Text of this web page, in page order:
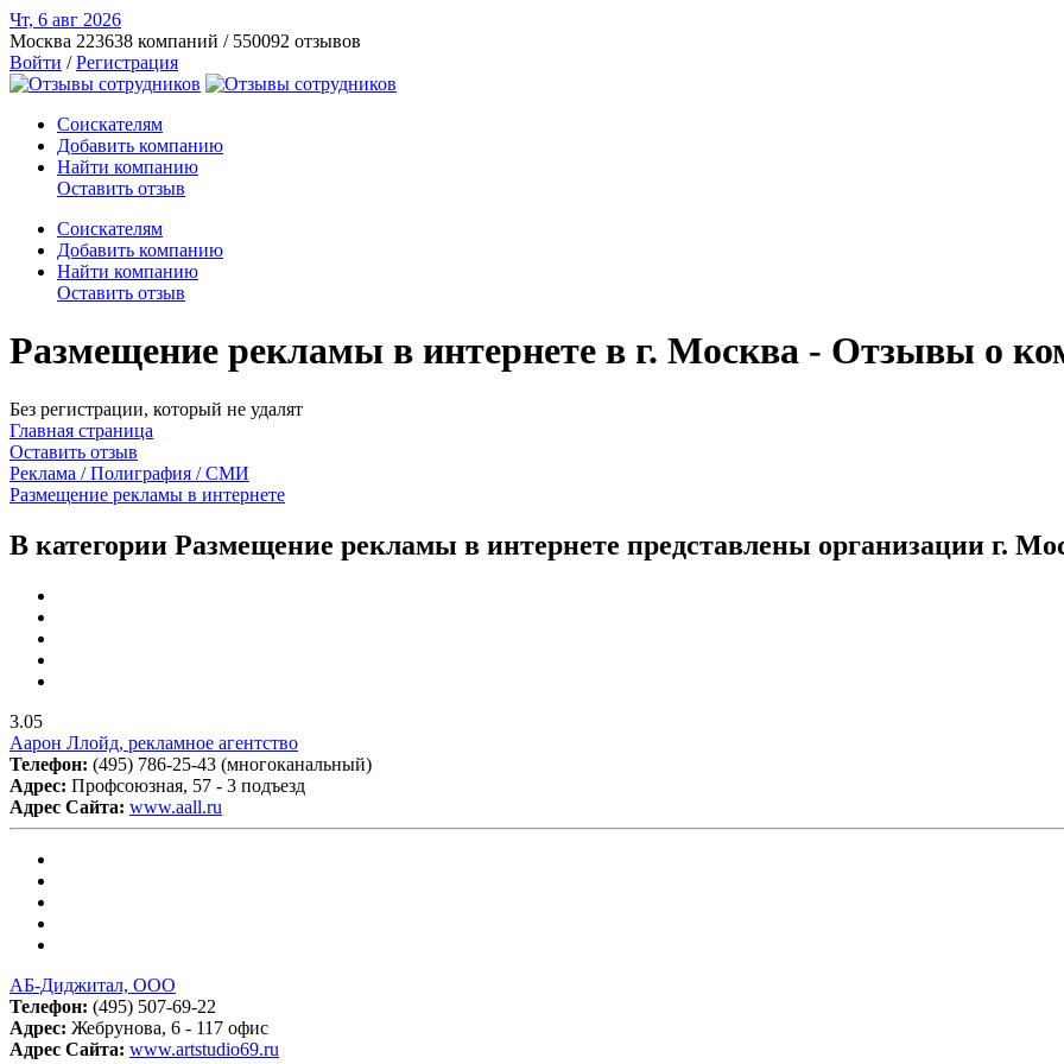
Чт, 6 авг 2026
Москва 223638 компаний / 550092 отзывов
Войти /Регистрация
Соискателям
Добавить компанию
Найти компанию
Оставить отзыв
Соискателям
Добавить компанию
Найти компанию
Оставить отзыв
Размещение рекламы в интернете в г. Москва - Отзывы о
Без регистрации, который не удалят
Главная страница
Оставить отзыв
Реклама / Полиграфия / СМИ
Размещение рекламы в интернете
В категории Размещение рекламы в интернете представлены организации г.
3.05
Аарон Ллойд, рекламное агентство
Телефон: (495) 786-25-43 (многоканальный)
Адрес: Профсоюзная, 57 - 3 подъезд
Адрес Сайта: www.aall.ru
АБ-Диджитал, ООО
Телефон: (495) 507-69-22
Адрес: Жебрунова, 6 - 117 офис
Адрес Сайта: www.artstudio69.ru